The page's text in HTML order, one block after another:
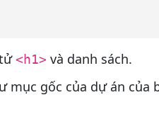
<h1> và danh sách.
gốc của dự án của